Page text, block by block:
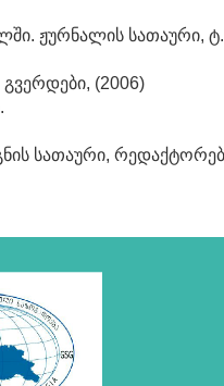
ჟურნალის სათაური,
გვერდები, (2006)
სათაური,